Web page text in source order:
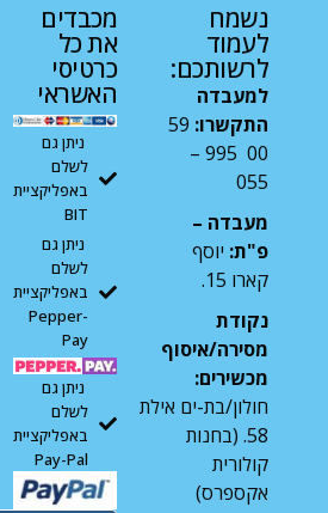
נשמח
לעמוד
לרשותכם:
למעבדה
התקשרו: 59
00 995 –
055
מעבדה –
פ"ת: יוסף
קארו 15.
נקודת
מסירה/איסוף
מכשירים:
חולון/בת-ים אילת
58. (בחנות
קולורית
אקספרס)
מכבדים
את כל
כרטיסי
האשראי
ניתן גם
לשלם
באפליקציית
BIT
ניתן גם
לשלם
באפליקציית
Pepper-
Pay
ניתן גם
לשלם
באפליקציית
Pay-Pal